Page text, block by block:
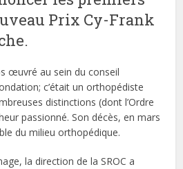
Prix Cy-Frank
œuvré au sein du conseil
c’était un orthopédiste
distinctions (dont l’Ordre
passionné. Son décès, en mars
du milieu orthopédique.
la direction de la SROC a